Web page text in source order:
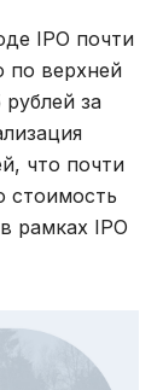
IPO почти
по верхней
за
что почти
стоимость
рамках IPO